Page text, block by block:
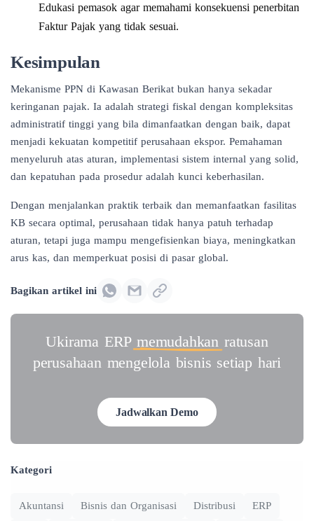
Edukasi pemasok agar memahami konsekuensi penerbitan
Faktur Pajak yang tidak sesuai.
Kesimpulan
Mekanisme PPN di Kawasan Berikat bukan hanya sekadar
keringanan pajak. Ia adalah strategi fiskal dengan kompleksitas
administratif tinggi yang bila dimanfaatkan dengan baik, dapat
menjadi kekuatan kompetitif perusahaan ekspor. Pemahaman
menyeluruh atas aturan, implementasi sistem internal yang solid,
dan kepatuhan pada prosedur adalah kunci keberhasilan.
Dengan menjalankan praktik terbaik dan memanfaatkan fasilitas
KB secara optimal, perusahaan tidak hanya patuh terhadap
aturan, tetapi juga mampu mengefisienkan biaya, meningkatkan
arus kas, dan memperkuat posisi di pasar global.
Bagikan artikel ini
Ukirama ERP memudahkan ratusan
perusahaan mengelola bisnis setiap hari
Jadwalkan Demo
Kategori
Akuntansi Bisnis dan Organisasi Distribusi ERP